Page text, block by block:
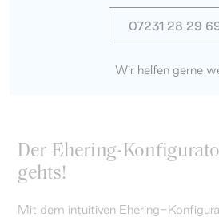
07231 28 29
Wir helfen gerne
Der Ehering-
gehts!
Mit dem intuitiven Ehering-